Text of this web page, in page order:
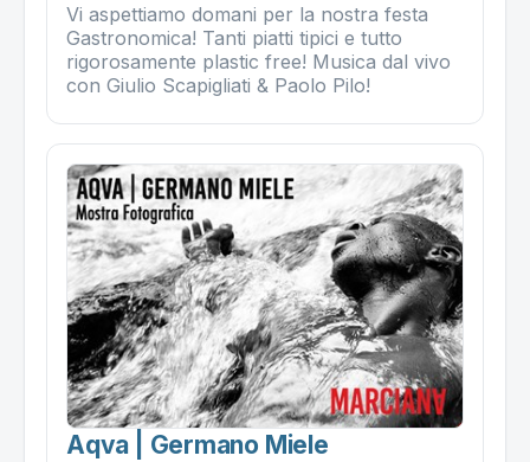
Vi aspettiamo domani per la nostra festa
Gastronomica! Tanti piatti tipici e tutto
rigorosamente plastic free! Musica dal vivo
con Giulio Scapigliati & Paolo Pilo!
Aqva | Germano Miele